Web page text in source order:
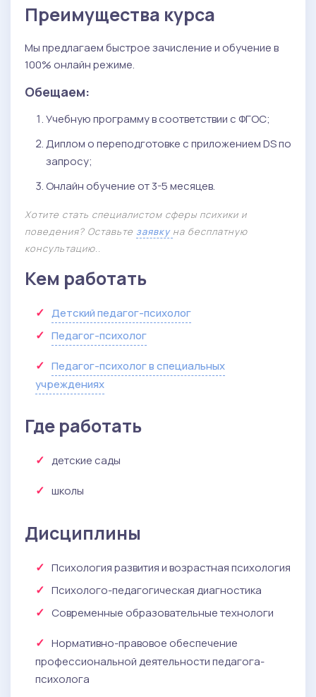
Преимущества курса
Мы предлагаем быстрое зачисление и обучение в
100% онлайн режиме.
Обещаем:
Учебную программу в соответствии с ФГОС;
Диплом о переподготовке с приложением DS по
запросу;
Онлайн обучение от 3-5 месяцев.
Хотите стать специалистом сферы психики и
поведения? Оставьте заявку на бесплатную
консультацию..
Кем работать
Детский педагог-психолог
Педагог-психолог
Педагог-психолог в специальных
учреждениях
Где работать
детские сады
школы
Дисциплины
Психология развития и возрастная психология
Психолого-педагогическая диагностика
Современные образовательные технологи
Нормативно-правовое обеспечение
профессиональной деятельности педагога-
психолога